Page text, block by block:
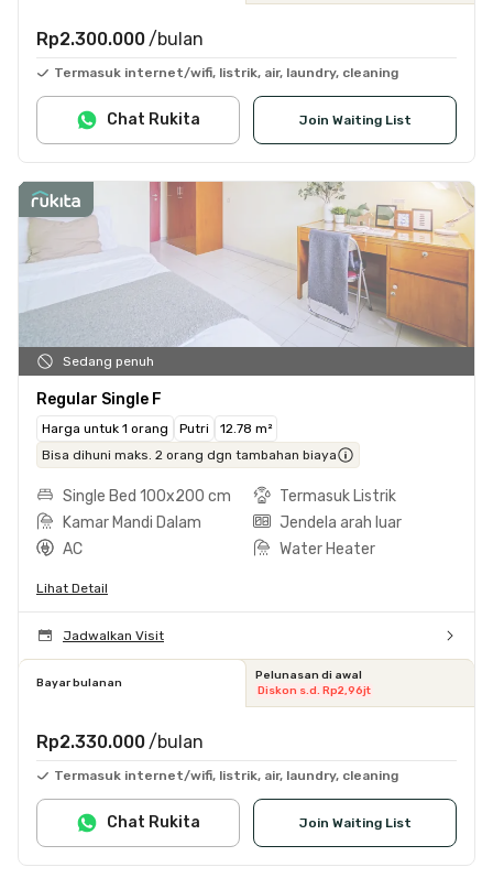
Rp2.300.000 /bulan
Termasuk internet/wifi, listrik, air, laundry, cleaning
Join Waiting List
Chat Rukita
Sedang penuh
Regular Single F
Harga untuk 1 orang Putri
12.78 m²
Bisa dihuni maks. 2 orang dgn tambahan biaya
Single Bed 100x200 cm
Termasuk Listrik
Kamar Mandi Dalam
Jendela arah luar
AC
Water Heater
Lihat Detail
Jadwalkan Visit
Bayar bulanan
Pelunasan di awal
Diskon s.d. Rp2,96jt
Rp2.330.000 /bulan
Termasuk internet/wifi, listrik, air, laundry, cleaning
Join Waiting List
Chat Rukita